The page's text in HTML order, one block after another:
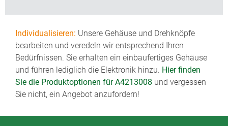
Individualisieren: Unsere Gehäuse und Drehknöpfe
bearbeiten und veredeln wir entsprechend Ihren
Bedürfnissen. Sie erhalten ein einbaufertiges Gehäuse
und führen lediglich die Elektronik hinzu. Hier finden
Sie die Produktoptionen für A4213008 und vergessen
Sie nicht, ein Angebot anzufordern!